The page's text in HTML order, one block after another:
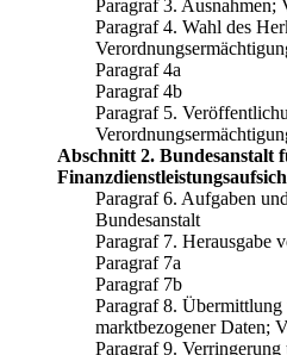
Paragraf 3. Ausnahmen;
Paragraf 4. Wahl des
Paragraf 4a
Paragraf 4b
Paragraf 5.
Abschnitt 2. Bundesanstalt
Paragraf 6. Aufgaben
Bundesanstalt
Paragraf 7. Herausgabe
Paragraf 7a
Paragraf 7b
Paragraf 8. Übermittlung
marktbezogener Daten;
Paragraf 9.